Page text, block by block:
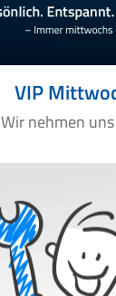
VIP
Wir nehmen